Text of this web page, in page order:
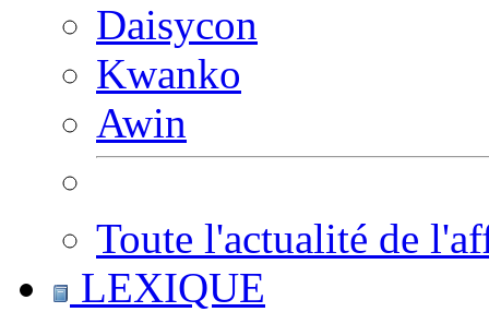
Daisycon
Kwanko
Awin
Toute l'actualité de
LEXIQUE